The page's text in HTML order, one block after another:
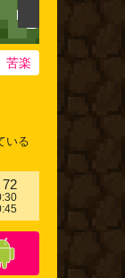
苦楽
いる
72